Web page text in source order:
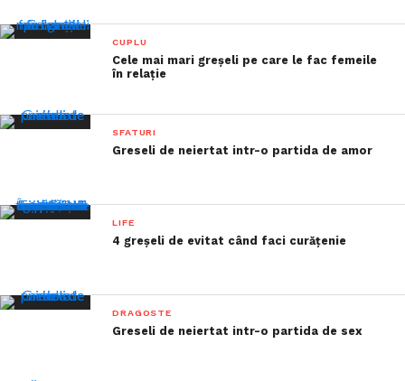
CUPLU
Cele mai mari greșeli pe care le fac femeile
în relație
SFATURI
Greseli de neiertat intr-o partida de amor
LIFE
4 greșeli de evitat când faci curățenie
DRAGOSTE
Greseli de neiertat intr-o partida de sex